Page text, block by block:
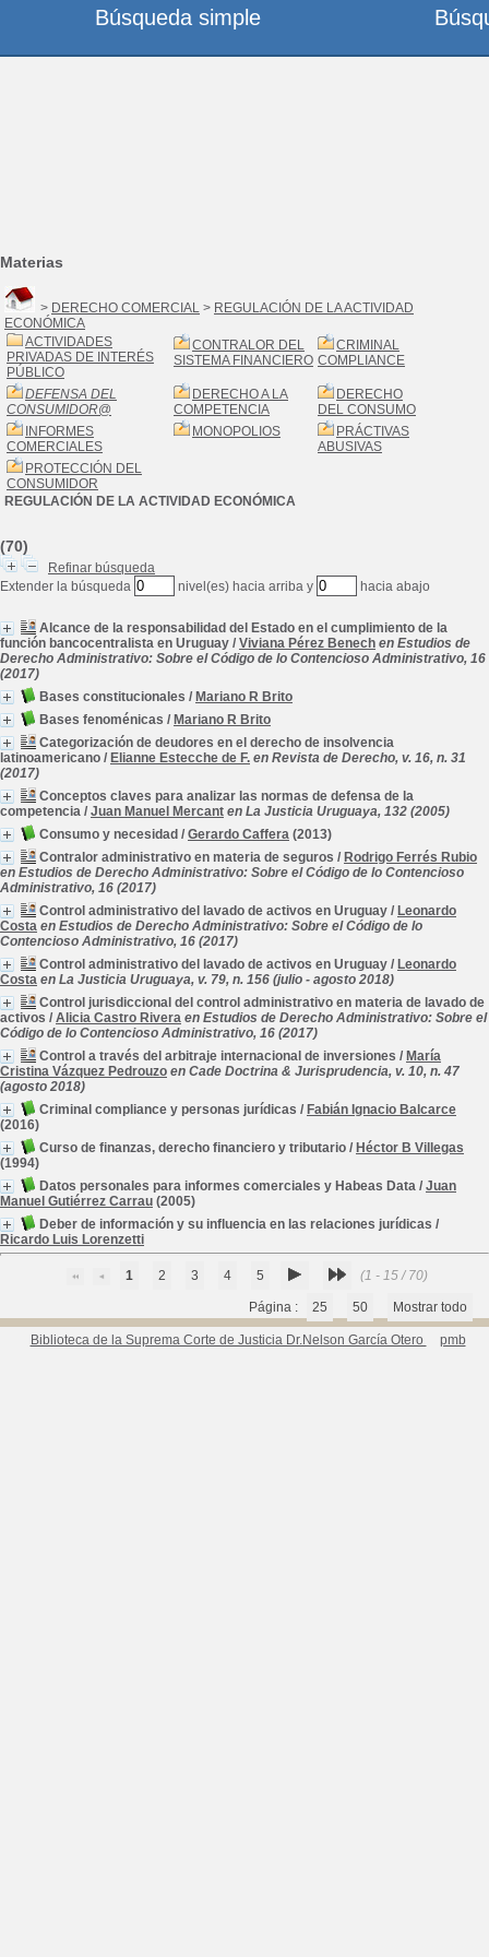
Materias
> DERECHO COMERCIAL > REGULACIÓN DE LA ACTIVIDAD
ECONÓMICA
ACTIVIDADES
PRIVADAS DE INTERÉS
PÚBLICO
CONTRALOR DEL
SISTEMA FINANCIERO
CRIMINAL
COMPLIANCE
DEFENSA DEL
CONSUMIDOR@
DERECHO A LA
COMPETENCIA
DERECHO
DEL CONSUMO
INFORMES
COMERCIALES
MONOPOLIOS
PRÁCTIVAS
ABUSIVAS
PROTECCIÓN DEL
CONSUMIDOR
REGULACIÓN DE LA ACTIVIDAD ECONÓMICA
(70)
Refinar búsqueda
Extender la búsqueda
nivel(es) hacia arriba y hacia abajo
Alcance de la responsabilidad del Estado en el cumplimiento de la
función bancocentralista en Uruguay / Viviana Pérez Benech en Estudios de
Derecho Administrativo: Sobre el Código de lo Contencioso Administrativo, 16
(2017)
Bases constitucionales / Mariano R Brito
Bases fenoménicas / Mariano R Brito
Categorización de deudores en el derecho de insolvencia
latinoamericano / Elianne Estecche de F. en Revista de Derecho, v. 16, n. 31
(2017)
Conceptos claves para analizar las normas de defensa de la
competencia / Juan Manuel Mercant en La Justicia Uruguaya, 132 (2005)
Consumo y necesidad / Gerardo Caffera (2013)
Contralor administrativo en materia de seguros / Rodrigo Ferrés Rubio
en Estudios de Derecho Administrativo: Sobre el Código de lo Contencioso
Administrativo, 16 (2017)
Control administrativo del lavado de activos en Uruguay / Leonardo
Costa en Estudios de Derecho Administrativo: Sobre el Código de lo
Contencioso Administrativo, 16 (2017)
Control administrativo del lavado de activos en Uruguay / Leonardo
Costa en La Justicia Uruguaya, v. 79, n. 156 (julio - agosto 2018)
Control jurisdiccional del control administrativo en materia de lavado de
activos / Alicia Castro Rivera en Estudios de Derecho Administrativo: Sobre el
Código de lo Contencioso Administrativo, 16 (2017)
Control a través del arbitraje internacional de inversiones / María
Cristina Vázquez Pedrouzo en Cade Doctrina & Jurisprudencia, v. 10, n. 47
(agosto 2018)
Criminal compliance y personas jurídicas / Fabián Ignacio Balcarce
(2016)
Curso de finanzas, derecho financiero y tributario / Héctor B Villegas
(1994)
Datos personales para informes comerciales y Habeas Data / Juan
Manuel Gutiérrez Carrau (2005)
Deber de información y su influencia en las relaciones jurídicas /
Ricardo Luis Lorenzetti
1 2 3 4 5 (1 - 15 / 70)
Página : 25 50 Mostrar todo
Biblioteca de la Suprema Corte de Justicia Dr.Nelson García Otero pmb
Búsqueda simple